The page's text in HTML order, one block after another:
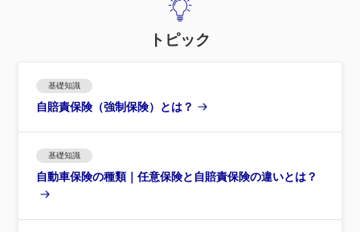
トピック
基礎知識
自賠責保険（強制保険）とは？
基礎知識
自動車保険の種類｜任意保険と自賠責保険の違いとは？